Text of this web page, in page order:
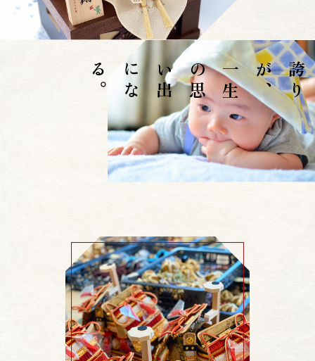
、
一
生
の
思
い
出
に
な
る
。